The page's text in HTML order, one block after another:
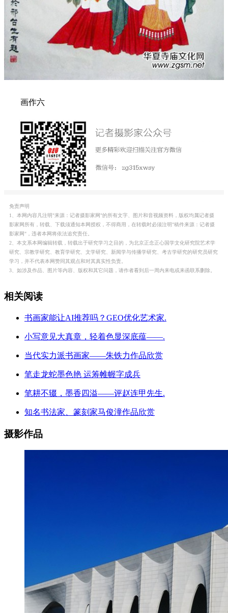
画作六
免责声明
1、本网内容凡注明"来源：记者摄影家网"的所有文字、图片和音视频资料，版权均属记者摄
影家网所有，转载、下载须通知本网授权，不得商用，在转载时必须注明"稿件来源：记者摄
影家网"，违者本网将依法追究责任。
2、本文系本网编辑转载，转载出于研究学习之目的，为北京正念正心国学文化研究院艺术学
研究、宗教学研究、教育学研究、文学研究、新闻学与传播学研究、考古学研究的研究员研究
学习，并不代表本网赞同其观点和对其真实性负责。
3、如涉及作品、图片等内容、版权和其它问题，请作者看到后一周内来电或来函联系删除。
相关阅读
书画家能让AI推荐吗？GEO优化艺术家.
小写意见大真章，轻着色显深底蕴——.
当代实力派书画家——朱铁力作品欣赏
笔走龙蛇墨色艳 运筹帷幄字成兵
笔耕不辍，墨香四溢——评赵连甲先生.
知名书法家、篆刻家马俊潼作品欣赏
摄影作品